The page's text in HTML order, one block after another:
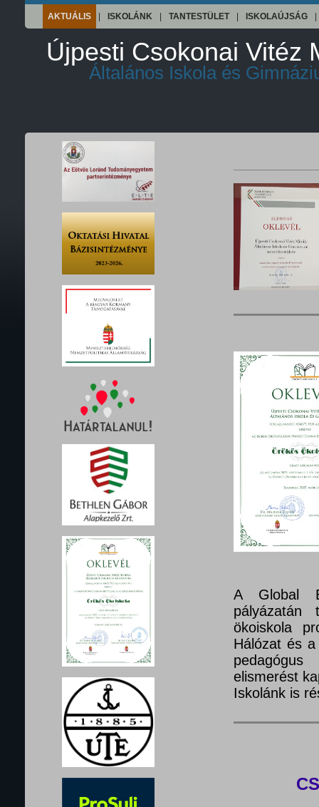
AKTUÁLIS ISKOLÁNK TANTESTÜLET ISKOLAÚJSÁG
Újpesti Csokonai Vitéz
Általános Iskola és
A Global
pályázatán
ökoiskola
Hálózat és
elismerést
Iskolánk is